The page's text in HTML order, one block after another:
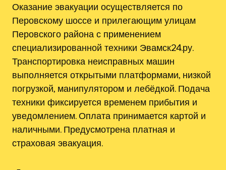
Оказание эвакуации осуществляется по
Перовскому шоссе и прилегающим улицам
Перовского района с применением
специализированной техники Эвамск24.ру.
Транспортировка неисправных машин
выполняется открытыми платформами, низкой
погрузкой, манипулятором и лебёдкой. Подача
техники фиксируется временем прибытия и
уведомлением. Оплата принимается картой и
наличными. Предусмотрена платная и
страховая эвакуация.